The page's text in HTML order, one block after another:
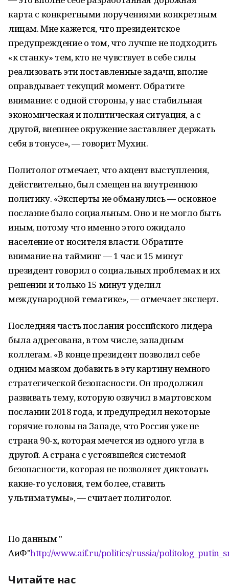
карта с конкретными поручениями конкретным
лицам. Мне кажется, что президентское
предупреждение о том, что лучше не подходить
«к станку» тем, кто не чувствует в себе силы
реализовать эти поставленные задачи, вполне
оправдывает текущий момент. Обратите
внимание: с одной стороны, у нас стабильная
экономическая и политическая ситуация, а с
другой, внешнее окружение заставляет держать
себя в тонусе», — говорит Мухин.
Политолог отмечает, что акцент выступления,
действительно, был смещен на внутреннюю
политику. «Эксперты не обманулись — основное
послание было социальным. Оно и не могло быть
иным, потому что именно этого ожидало
население от носителя власти. Обратите
внимание на тайминг — 1 час и 15 минут
президент говорил о социальных проблемах и их
решении и только 15 минут уделил
международной тематике», — отмечает эксперт.
Последняя часть послания российского лидера
была адресована, в том числе, западным
коллегам. «В конце президент позволил себе
одним мазком добавить в эту картину немного
стратегической безопасности. Он продолжил
развивать тему, которую озвучил в мартовском
послании 2018 года, и предупредил некоторые
горячие головы на Западе, что Россия уже не
страна 90-х, которая мечется из одного угла в
другой. А страна с устоявшейся системой
безопасности, которая не позволяет диктовать
какие-то условия, тем более, ставить
ультиматумы», — считает политолог.
По данным "
АиФ"http://www.aif.ru/politics/russia/
Читайте нас